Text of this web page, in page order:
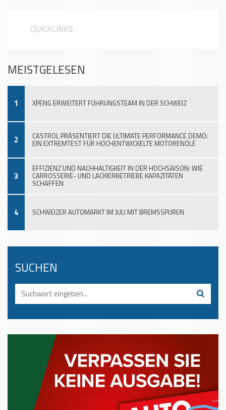
QUICKLINKS
MEISTGELESEN
1 XPENG ERWEITERT FÜHRUNGSTEAM IN DER SCHWEIZ
2 CASTROL PRÄSENTIERT DIE ULTIMATE PERFORMANCE DEMO:
EIN EXTREMTEST FÜR HOCHENTWICKELTE MOTORENÖLE
3
EFFIZIENZ UND NACHHALTIGKEIT IN DER HOCHSAISON: WIE
CARROSSERIE- UND LACKIERBETRIEBE KAPAZITÄTEN
SCHAFFEN
4 SCHWEIZER AUTOMARKT IM JULI MIT BREMSSPUREN
SUCHEN